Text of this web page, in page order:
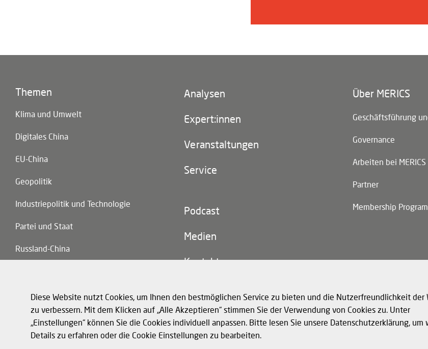
Diese Website nutzt Cookies, um Ihnen den bestmöglichen Service zu bieten und die Nutzerfreundlichkeit der
zu verbessern. Mit dem Klicken auf „Alle Akzeptieren“ stimmen Sie der Verwendung von Cookies zu. Unter
„Einstellungen“ können Sie die Cookies individuell anpassen. Bitte lesen Sie unsere Datenschutzerklärung, um
Details zu erfahren oder die Cookie Einstellungen zu bearbeiten.
Themen
Klima und Umwelt
Digitales China
EU-China
Geopolitik
Industriepolitik und Technologie
Partei und Staat
Russland-China
Footer
navigation)
Analysen
Expert:innen
Veranstaltungen
Service
Footer
navigation)
Podcast
Medien
Kontakt
Über MERICS
Geschäftsführung
Governance
Arbeiten bei MERICS
Partner
Membership Program
Footer
Datenschutz und Cookies